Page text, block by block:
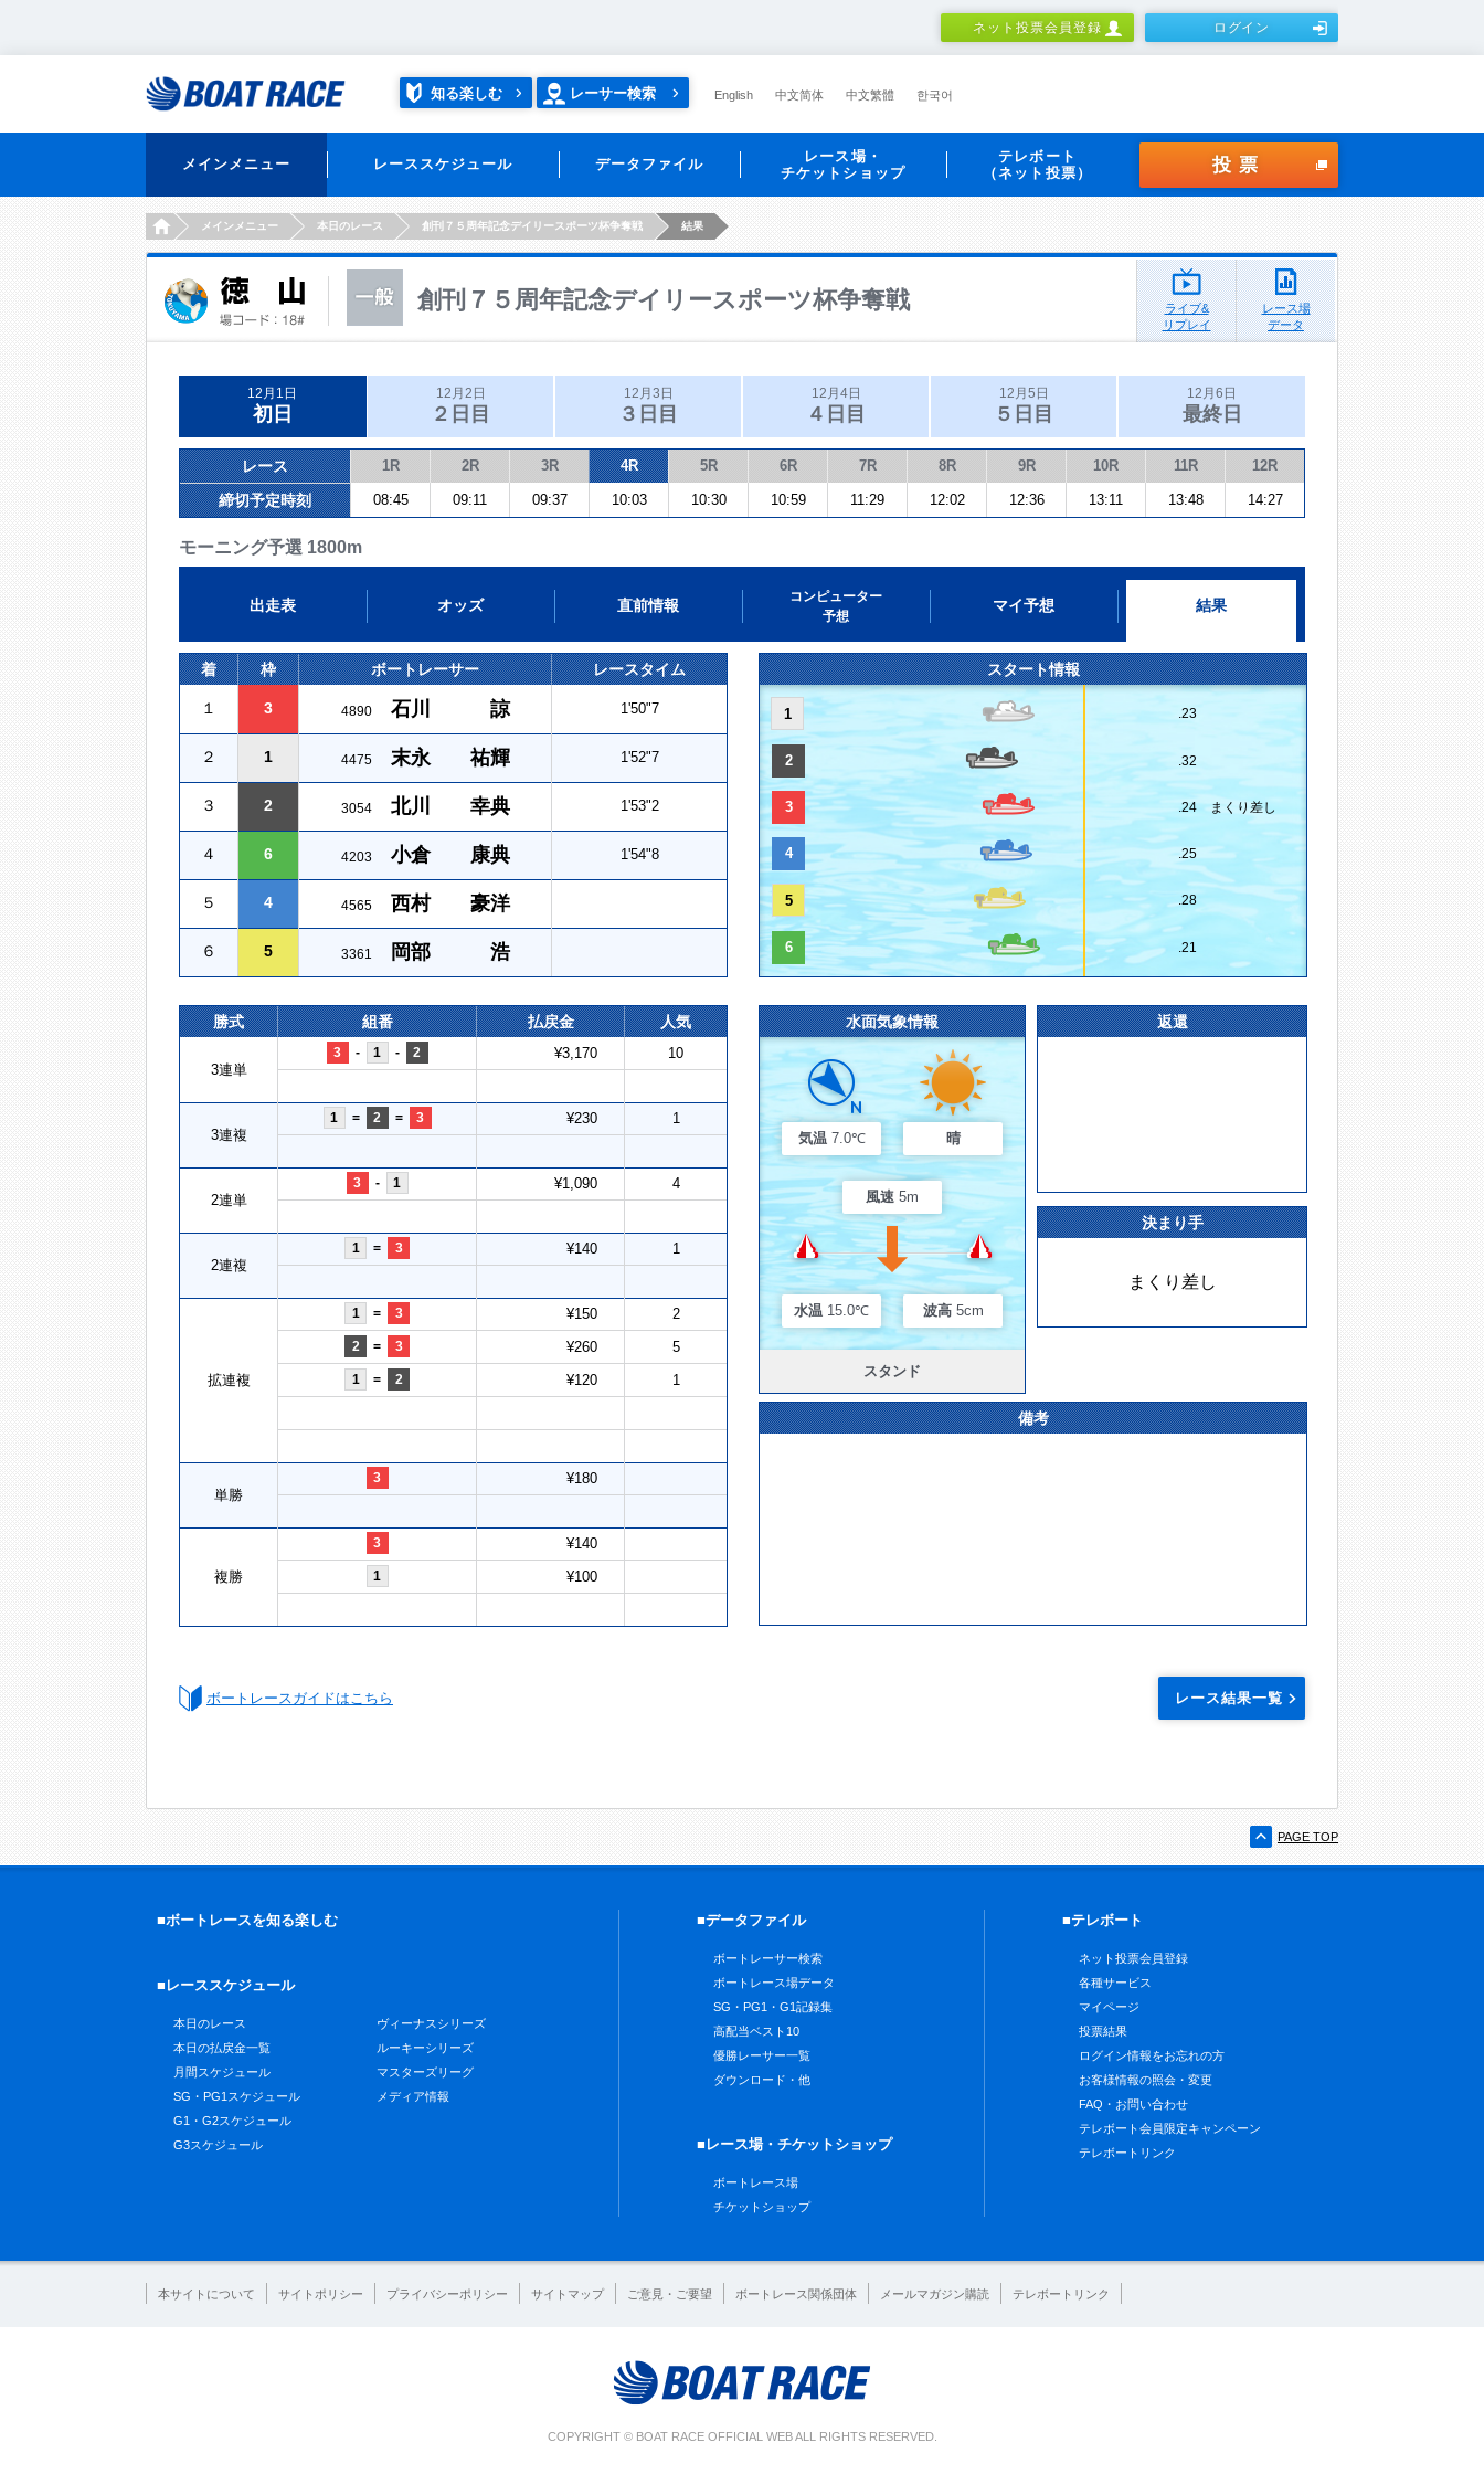
ネット投票会員登録 ログイン
知る楽しむ レーサー検索 English 中文简体 中文繁體 한국어
メインメニュー レーススケジュール データファイル
レース場・
チケットショップ
テレボート
（ネット投票）
投票
HOMEメインメニュー 本日のレース 創刊７５周年記念デイリースポーツ杯争奪戦 結果
創刊７５周年記念デイリースポーツ杯争奪戦
ライブ&
リプレイ
レース場
データ
12月1日
初日
12月2日
２日目
12月3日
３日目
12月4日
４日目
12月5日
５日目
12月6日
最終日
レース 1R 2R 3R 4R 5R 6R 7R 8R 9R 10R 11R 12R
締切予定時刻 08:45 09:11 09:37 10:03 10:30 10:59 11:29 12:02 12:36 13:11 13:48 14:27
モーニング予選 1800m
出走表 オッズ 直前情報
コンピューター
予想
マイ予想 結果
着 枠 ボートレーサー レースタイム
１ 3 4890 石川 諒 1'50"7
２ 1 4475 末永 祐輝 1'52"7
３ 2 3054 北川 幸典 1'53"2
４ 6 4203 小倉 康典 1'54"8
５ 4 4565 西村 豪洋
６ 5 3361 岡部 浩
スタート情報
1 .23
2 .32
3 .24 まくり差し
4 .25
5 .28
6 .21
勝式 組番 払戻金 人気
3連単
3 - 1 - 2 ¥3,170 10
3連複
1 = 2 = 3 ¥230 1
2連単
3 - 1 ¥1,090 4
2連複
1 = 3 ¥140 1
拡連複
1 = 3 ¥150 2
2 = 3 ¥260 5
1 = 2 ¥120 1
単勝
3 ¥180
複勝
3 ¥140
1 ¥100
水面気象情報
気温 7.0℃ 晴
風速 5m
水温 15.0℃ 波高 5cm
スタンド
返還
決まり手
まくり差し
備考
ボートレースガイドはこちら レース結果一覧
PAGE TOP
■ボートレースを知る楽しむ
■レーススケジュール
本日のレース
本日の払戻金一覧
月間スケジュール
SG・PG1スケジュール
G1・G2スケジュール
G3スケジュール
ヴィーナスシリーズ
ルーキーシリーズ
マスターズリーグ
メディア情報
■データファイル
ボートレーサー検索
ボートレース場データ
SG・PG1・G1記録集
高配当ベスト10
優勝レーサー一覧
ダウンロード・他
■レース場・チケットショップ
ボートレース場
チケットショップ
■テレボート
ネット投票会員登録
各種サービス
マイページ
投票結果
ログイン情報をお忘れの方
お客様情報の照会・変更
FAQ・お問い合わせ
テレボート会員限定キャンペーン
テレボートリンク
本サイトについて サイトポリシー プライバシーポリシー サイトマップ ご意見・ご要望 ボートレース関係団体 メールマガジン購読 テレボートリンク
COPYRIGHT © BOAT RACE OFFICIAL WEB ALL RIGHTS RESERVED.